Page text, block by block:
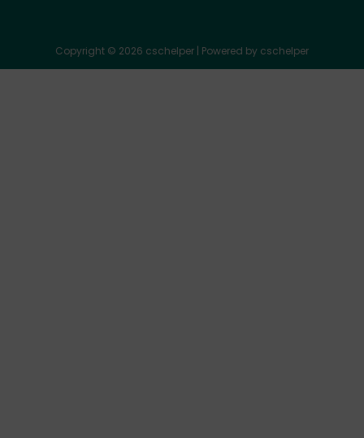
Copyright © 2026 cschelper | Powered by cschelper